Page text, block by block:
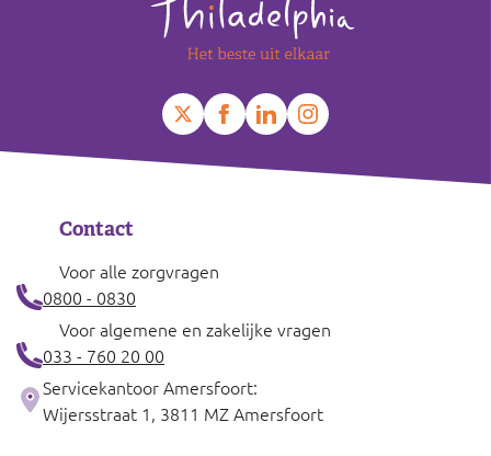
Contact
Voor alle zorgvragen
0800 - 0830
Voor algemene en zakelijke vragen
033 - 760 20 00
Servicekantoor Amersfoort:
Wijersstraat 1, 3811 MZ Amersfoort